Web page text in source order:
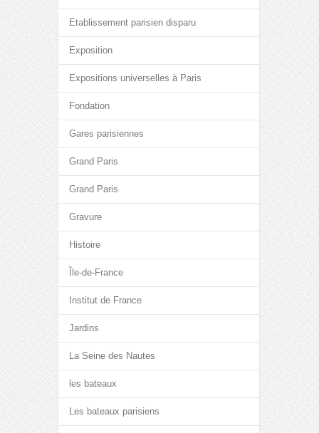
Etablissement parisien disparu
Exposition
Expositions universelles à Paris
Fondation
Gares parisiennes
Grand Paris
Grand Paris
Gravure
Histoire
Île-de-France
Institut de France
Jardins
La Seine des Nautes
les bateaux
Les bateaux parisiens